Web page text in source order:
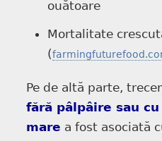
ouătoare
Mortalitate
(
Pe de altă parte,
fără pâlpâire sau
mare a fost asociată